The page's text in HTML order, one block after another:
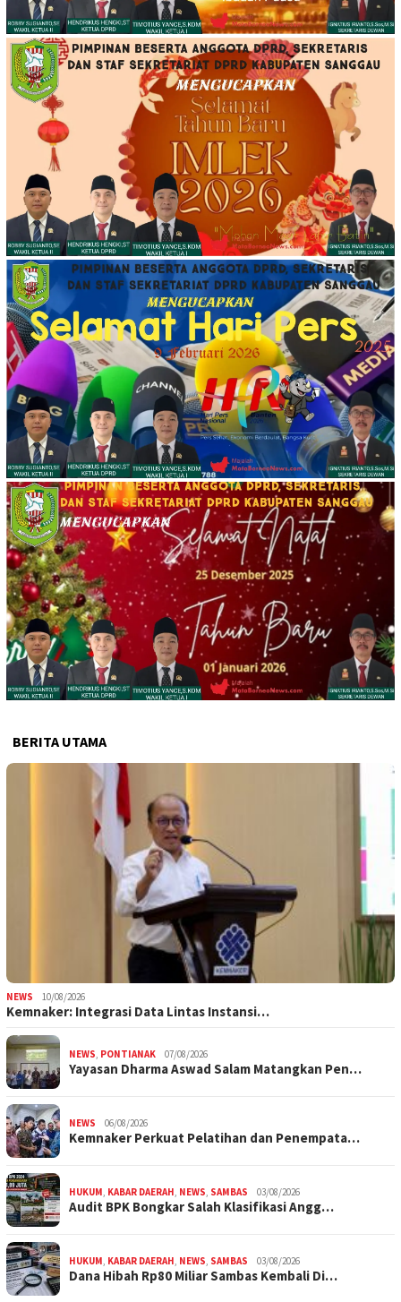
BERITA UTAMA
NEWS 10/08/2026
Kemnaker: Integrasi Data Lintas Instansi…
NEWS, PONTIANAK 07/08/2026
Yayasan Dharma Aswad Salam Matangkan Pen…
NEWS 06/08/2026
Kemnaker Perkuat Pelatihan dan Penempata…
HUKUM, KABAR DAERAH, NEWS, SAMBAS 03/08/2026
Audit BPK Bongkar Salah Klasifikasi Angg…
HUKUM, KABAR DAERAH, NEWS, SAMBAS 03/08/2026
Dana Hibah Rp80 Miliar Sambas Kembali Di…